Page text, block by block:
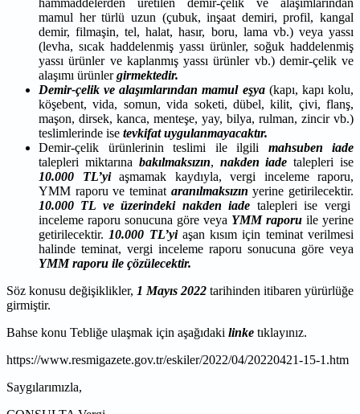
mamul her türlü uzun (çubuk, inşaat demiri, profil, kangal
demir, filmaşin, tel, halat, hasır, boru, lama vb.) veya yassı
(levha, sıcak haddelenmiş yassı ürünler, soğuk haddelenmiş
yassı ürünler ve kaplanmış yassı ürünler vb.) demir-çelik ve
alaşımı ürünlergirmektedir.
Demir-çelik ve alaşımlarından mamul eşya(kapı, kapı kolu,
köşebent, vida, somun, vida soketi, dübel, kilit, çivi, flanş,
maşon, dirsek, kanca, menteşe, yay, bilya, rulman, zincir vb.)
teslimlerinde ise tevkifat uygulanmayacaktır.
Demir-çelik ürünlerinin teslimi ile ilgili mahsuben iade
talepleri miktarına bakılmaksızın, nakden iade talepleri ise
10.000 TL’yiaşmamak kaydıyla, vergi inceleme raporu,
YMM raporu ve teminat aranılmaksızınyerine getirilecektir.
10.000 TL ve üzerindeki nakden iade talepleri ise vergi
inceleme raporu sonucuna göre veya YMM raporu ile yerine
getirilecektir. 10.000 TL’yiaşan kısım için teminat verilmesi
halinde teminat, vergi inceleme raporu sonucuna göre veya
YMM raporu ile çözülecektir.
Söz konusu değişiklikler, 1 Mayıs 2022 tarihinden itibaren yürürlüğe
girmiştir.
Bahse konu Tebliğe ulaşmak için aşağıdaki linke tıklayınız.
https://www.resmigazete.gov.tr/eskiler/2022/04/20220421-15-1.htm
Saygılarımızla,